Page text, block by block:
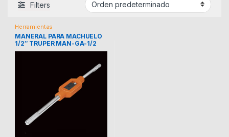
Filters
Herramientas
MANERAL PARA MACHUELO
1/2″ TRUPER MAN-GA-1/2